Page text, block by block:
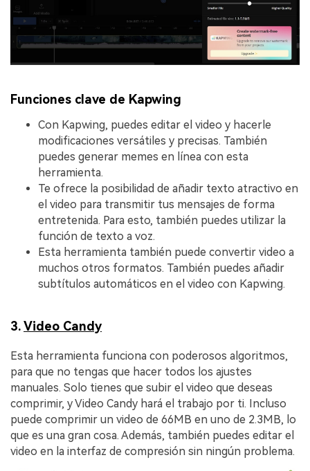
Funciones clave de Kapwing
Con Kapwing, puedes editar el video y hacerle
modificaciones versátiles y precisas. También
puedes generar memes en línea con esta
herramienta.
Te ofrece la posibilidad de añadir texto atractivo en
el video para transmitir tus mensajes de forma
entretenida. Para esto, también puedes utilizar la
función de texto a voz.
Esta herramienta también puede convertir video a
muchos otros formatos. También puedes añadir
subtítulos automáticos en el video con Kapwing.
3.Video Candy
Esta herramienta funciona con poderosos algoritmos,
para que no tengas que hacer todos los ajustes
manuales. Solo tienes que subir el video que deseas
comprimir, y Video Candy hará el trabajo por ti. Incluso
puede comprimir un video de 66MB en uno de 2.3MB, lo
que es una gran cosa. Además, también puedes editar el
video en la interfaz de compresión sin ningún problema.